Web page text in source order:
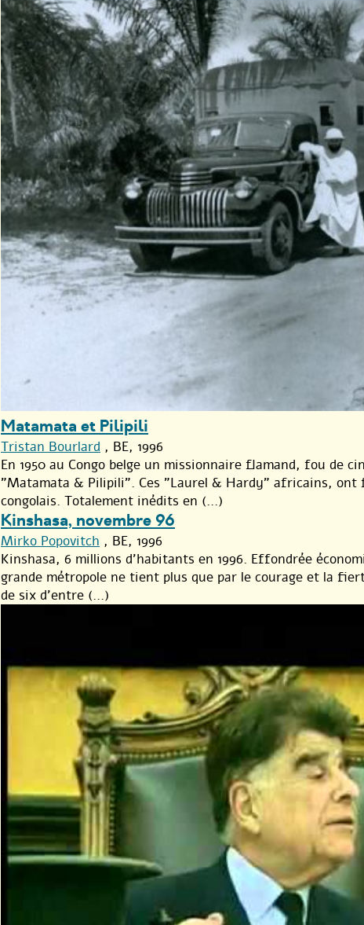
Matamata et Pilipili
Tristan Bourlard , BE, 1996
En 1950 au Congo belge un missionnaire flamand, fou de
"Matamata & Pilipili". Ces "Laurel & Hardy" africains, ont
congolais. Totalement inédits en (...)
Kinshasa, novembre 96
Mirko Popovitch , BE, 1996
Kinshasa, 6 millions d’habitants en 1996. Effondrée
grande métropole ne tient plus que par le courage et la
de six d’entre (...)